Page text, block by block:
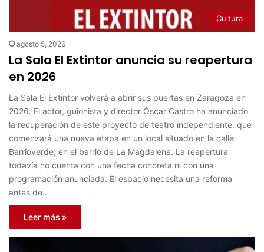
Cultura
agosto 5, 2026
La Sala El Extintor anuncia su reapertura
en 2026
La Sala El Extintor volverá a abrir sus puertas en Zaragoza en
2026. El actor, guionista y director Óscar Castro ha anunciado
la recuperación de este proyecto de teatro independiente, que
comenzará una nueva etapa en un local situado en la calle
Barrioverde, en el barrio de La Magdalena. La reapertura
todavía no cuenta con una fecha concreta ni con una
programación anunciada. El espacio necesita una reforma
antes de…
Leer más »